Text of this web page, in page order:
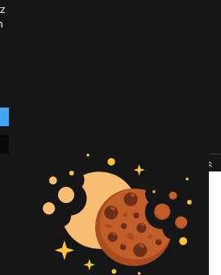
Défiler vers le haut